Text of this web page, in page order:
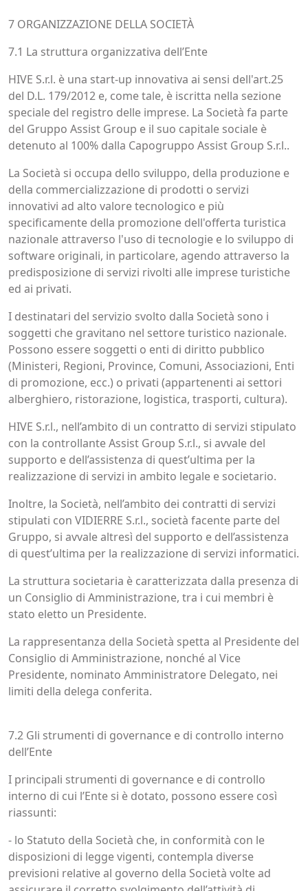
7 ORGANIZZAZIONE DELLA SOCIETÀ
7.1 La struttura organizzativa dell’Ente
HIVE S.r.l. è una start-up innovativa ai sensi dell'art.25
del D.L. 179/2012 e, come tale, è iscritta nella sezione
speciale del registro delle imprese. La Società fa parte
del Gruppo Assist Group e il suo capitale sociale è
detenuto al 100% dalla Capogruppo Assist Group S.r.l..
La Società si occupa dello sviluppo, della produzione e
della commercializzazione di prodotti o servizi
innovativi ad alto valore tecnologico e più
specificamente della promozione dell'offerta turistica
nazionale attraverso l'uso di tecnologie e lo sviluppo di
software originali, in particolare, agendo attraverso la
predisposizione di servizi rivolti alle imprese turistiche
ed ai privati.
I destinatari del servizio svolto dalla Società sono i
soggetti che gravitano nel settore turistico nazionale.
Possono essere soggetti o enti di diritto pubblico
(Ministeri, Regioni, Province, Comuni, Associazioni, Enti
di promozione, ecc.) o privati (appartenenti ai settori
alberghiero, ristorazione, logistica, trasporti, cultura).
HIVE S.r.l., nell’ambito di un contratto di servizi stipulato
con la controllante Assist Group S.r.l., si avvale del
supporto e dell’assistenza di quest’ultima per la
realizzazione di servizi in ambito legale e societario.
Inoltre, la Società, nell’ambito dei contratti di servizi
stipulati con VIDIERRE S.r.l., società facente parte del
Gruppo, si avvale altresì del supporto e dell’assistenza
di quest’ultima per la realizzazione di servizi informatici.
La struttura societaria è caratterizzata dalla presenza di
un Consiglio di Amministrazione, tra i cui membri è
stato eletto un Presidente.
La rappresentanza della Società spetta al Presidente del
Consiglio di Amministrazione, nonché al Vice
Presidente, nominato Amministratore Delegato, nei
limiti della delega conferita.
7.2 Gli strumenti di governance e di controllo interno
dell’Ente
I principali strumenti di governance e di controllo
interno di cui l’Ente si è dotato, possono essere così
riassunti:
- lo Statuto della Società che, in conformità con le
disposizioni di legge vigenti, contempla diverse
previsioni relative al governo della Società volte ad